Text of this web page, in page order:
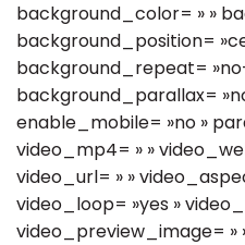
background_color= » »
background_position=
background_repeat=
background_parallax=
enable_mobile= »no »
video_mp4= » »
video_url= » »
video_loop= »yes »
video_preview_image= »